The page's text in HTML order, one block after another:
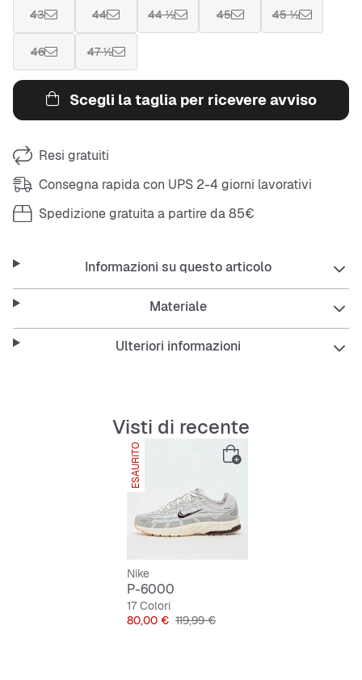
43 44 44 ½ 45 45 ½
46 47 ½
Scegli la taglia per ricevere avviso
Resi gratuiti
Consegna rapida con UPS 2-4 giorni lavorativi
Spedizione gratuita a partire da 85€
Informazioni su questo articolo
Materiale
Ulteriori informazioni
Visti di recente
ESAURITO
Nike
P-6000
17 Colori
Prezzo
80,00 € Prezzo originale
119,99 €